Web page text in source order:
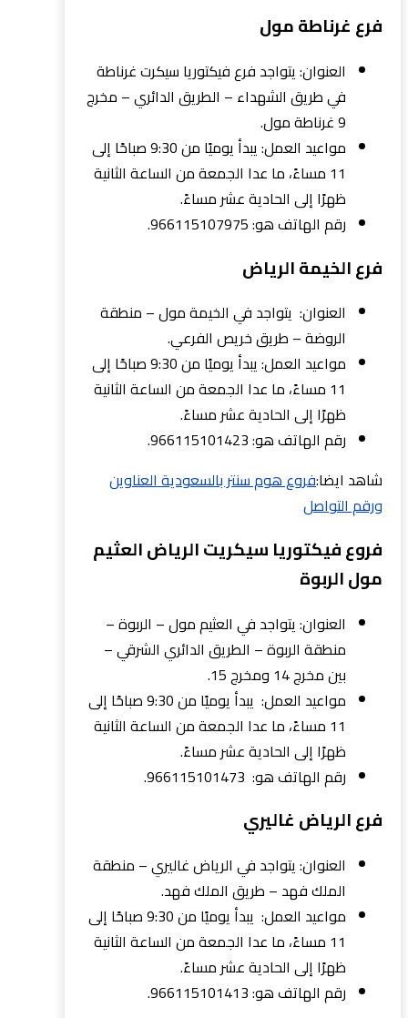
فرع غرناطة مول
العنوان: يتواجد فرع فيكتوريا سيكرت غرناطة
في طريق الشهداء – الطريق الدائري – مخرج
9 غرناطة مول.
مواعيد العمل: يبدأ يوميًا من 9:30 صباحًا إلى
11 مساءً، ما عدا الجمعة من الساعة الثانية
ظهرًا إلى الحادية عشر مساءً.
رقم الهاتف هو: 966115107975.
فرع الخيمة الرياض
العنوان: يتواجد في الخيمة مول – منطقة
الروضة – طريق خريص الفرعي.
مواعيد العمل: يبدأ يوميًا من 9:30 صباحًا إلى
11 مساءً، ما عدا الجمعة من الساعة الثانية
ظهرًا إلى الحادية عشر مساءً.
رقم الهاتف هو: 966115101423.
شاهد ايضا:فروع هوم سنتر بالسعودية العناوين
ورقم التواصل
فروع فيكتوريا سيكريت الرياض العثيم
مول الربوة
العنوان: يتواجد في العثيم مول – الربوة –
منطقة الربوة – الطريق الدائري الشرقي –
بين مخرج 14 ومخرج 15.
مواعيد العمل: يبدأ يوميًا من 9:30 صباحًا إلى
11 مساءً، ما عدا الجمعة من الساعة الثانية
ظهرًا إلى الحادية عشر مساءً.
رقم الهاتف هو: 966115101473.
فرع الرياض غاليري
العنوان: يتواجد في الرياض غاليري – منطقة
الملك فهد – طريق الملك فهد.
مواعيد العمل: يبدأ يوميًا من 9:30 صباحًا إلى
11 مساءً، ما عدا الجمعة من الساعة الثانية
ظهرًا إلى الحادية عشر مساءً.
رقم الهاتف هو: 966115101413.